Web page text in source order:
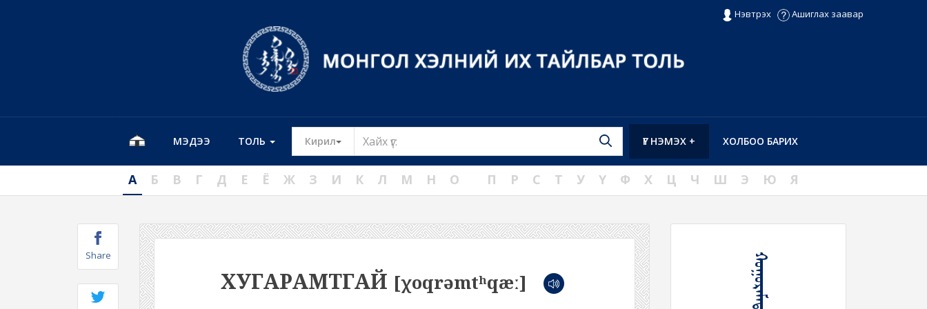
Нэвтрэх Ашиглах заавар
МЭДЭЭ ТОЛЬ Кирил Toggle Dropdown ХОЛБОО БАРИХ
ҮГ НЭМЭХ +
А Б В Г Д Е Ё Ж З И К Л М Н О П Р С Т У Ү Ф Х Ц Ч Ш Э Ю Я
Share
ХУГАРАМТГАЙ [χoqrəmtʰqæː]